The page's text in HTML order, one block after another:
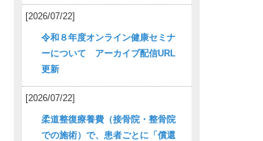
[2026/07/22]
令和８年度オンライン健康セミナ
ーについて アーカイブ配信URL
更新
[2026/07/22]
柔道整復療養費（接骨院・整骨院
での施術）で、患者ごとに「償還